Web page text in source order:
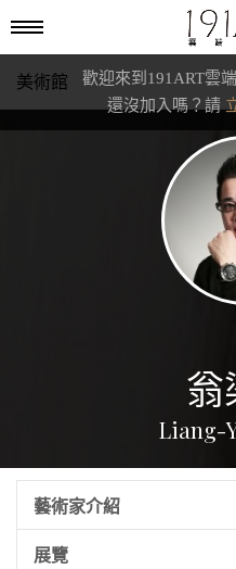
歡迎來到191ART雲
還沒加入嗎？請
美術館
翁
Liang-
藝術家介紹
展覽